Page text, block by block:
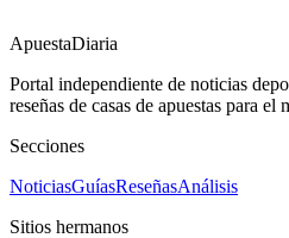
ApuestaDiaria
Portal independiente de noticias
reseñas de casas de apuestas para el
Secciones
NoticiasGuíasReseñasAnálisis
Sitios hermanos